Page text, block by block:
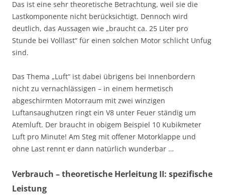
Das ist eine sehr theoretische Betrachtung, weil sie die
Lastkomponente nicht berücksichtigt. Dennoch wird
deutlich, das Aussagen wie „braucht ca. 25 Liter pro
Stunde bei Volllast“ für einen solchen Motor schlicht Unfug
sind.
Das Thema „Luft“ ist dabei übrigens bei Innenbordern
nicht zu vernachlässigen – in einem hermetisch
abgeschirmten Motorraum mit zwei winzigen
Luftansaughutzen ringt ein V8 unter Feuer ständig um
Atemluft. Der braucht in obigem Beispiel 10 Kubikmeter
Luft pro Minute! Am Steg mit offener Motorklappe und
ohne Last rennt er dann natürlich wunderbar …
Verbrauch – theoretische Herleitung II: spezifische
Leistung